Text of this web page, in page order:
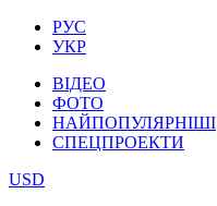
РУС
УКР
ВІДЕО
ФОТО
НАЙПОПУЛЯРНІШІ
СПЕЦПРОЕКТИ
USD